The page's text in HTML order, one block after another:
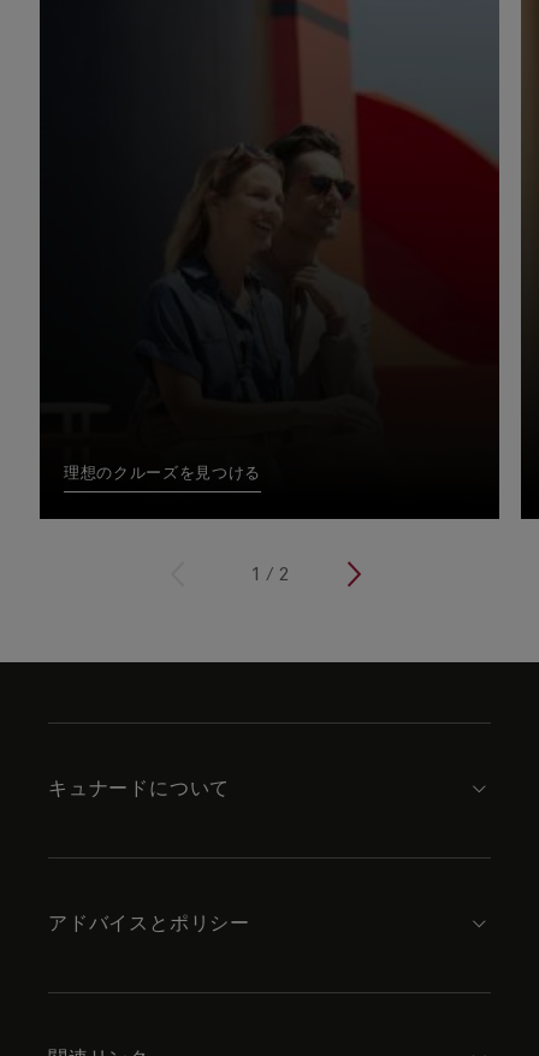
理想のクルーズを見つける
1 / 2 >
キュナードについて
アドバイスとポリシー